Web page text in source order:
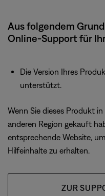
Aus folgendem
Online-Support für
Die Version Ihres
unterstützt.
Wenn Sie dieses Produkt
anderen Region gekauft
entsprechende Website,
Hilfeinhalte zu erhalten.
ZUR